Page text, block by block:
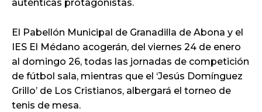
auténticas protagonistas.
El Pabellón Municipal de Granadilla de Abona y el
IES El Médano acogerán, del viernes 24 de enero
al domingo 26, todas las jornadas de competición
de fútbol sala, mientras que el ‘Jesús Domínguez
Grillo’ de Los Cristianos, albergará el torneo de
tenis de mesa.